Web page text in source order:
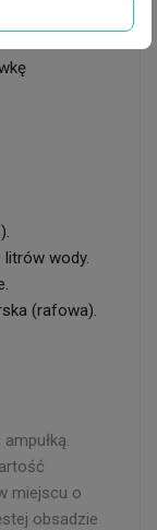
litrów wody.
(rafowa).
miejscu o
obsadzie